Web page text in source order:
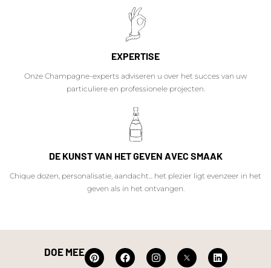
EXPERTISE
Onze Champagne-experts adviseren u over het succes van uw
particuliere en professionele projecten.
DE KUNST VAN HET GEVEN AVEC SMAAK
Chique dozen, personalisatie, aandacht... het plezier ligt evenzeer in het
geven als in het ontvangen.
DOE MEE